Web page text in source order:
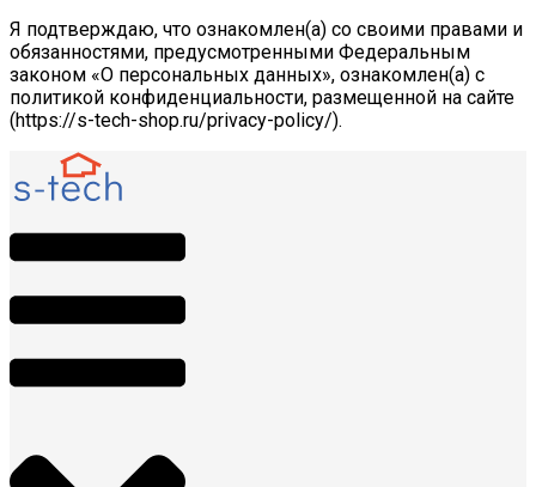
Я подтверждаю, что ознакомлен(а) со своими правами и
обязанностями, предусмотренными Федеральным
законом «О персональных данных», ознакомлен(а) с
политикой конфиденциальности, размещенной на сайте
(https://s-tech-shop.ru/privacy-policy/).